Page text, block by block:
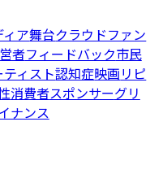
ィア舞台クラウドファン
者フィードバック市民
ティスト認知症映画リピ
消費者スポンサーグリ
ナンス